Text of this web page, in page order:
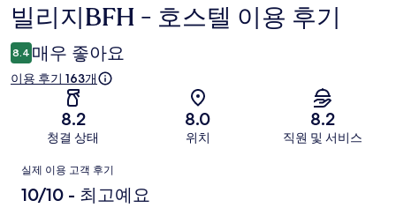
이
용
후
빌리지BFH - 호스텔 이용 후기
8.4 매우 좋아요
이용 후기 163개
8.2
청결 상태
8.0
위치
8.2
직원 및 서비스
이
용
실제 이용 고객 후기
10/10 - 최고예요